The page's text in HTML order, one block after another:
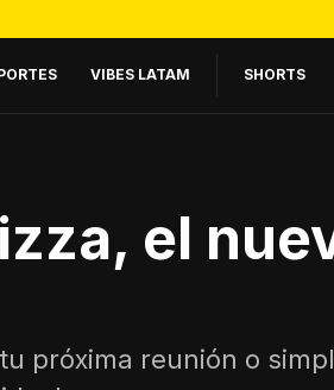
VIBES LATAM SHORTS
el
próxima reunión o